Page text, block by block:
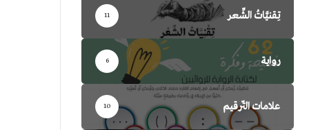
تِقنيَّاتُ الشِّعر 11
رواية 6
علامات التّرقيم 10